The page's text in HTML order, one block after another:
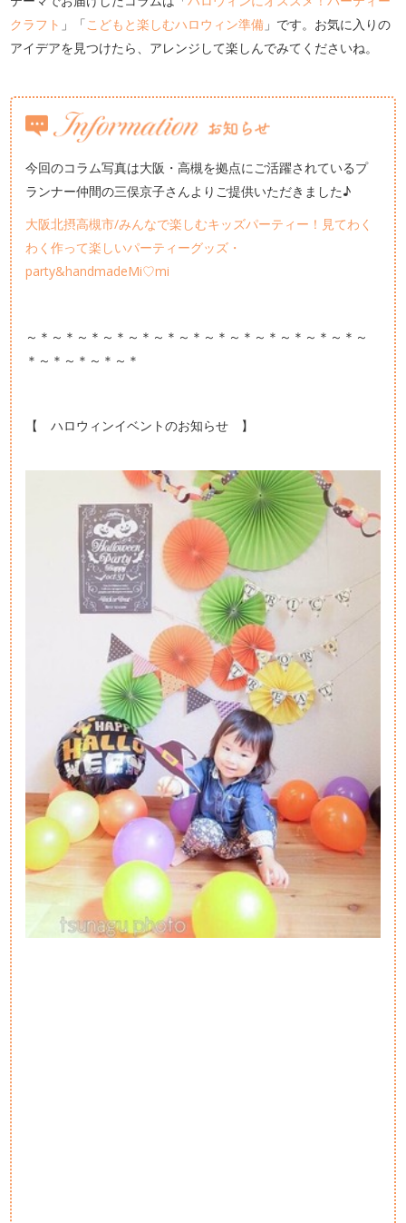
クラフト 」「こどもと楽しむハロウィン準備 」です。お気に入りの
アイデアを見つけたら、アレンジして楽しんでみてくださいね。
今回のコラム写真は大阪・高槻を拠点にご活躍されているプ
ランナー仲間の三俣京子さんよりご提供いただきました♪
大阪北摂高槻市/みんなで楽しむキッズパーティー！見てわく
わく作って楽しいパーティーグッズ・
party&handmadeMi♡mi
～＊～＊～＊～＊～＊～＊～＊～＊～＊～＊～＊～＊～＊～
＊～＊～＊～＊～＊
【 ハロウィンイベントのお知らせ 】